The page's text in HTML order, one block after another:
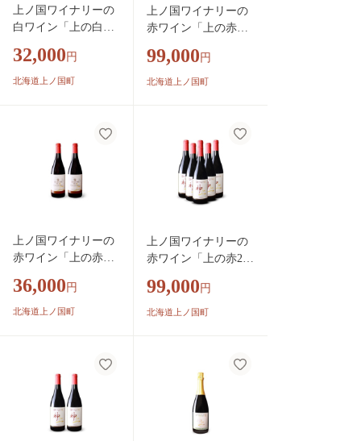
上ノ国ワイナリーの
白ワイン「上の白ナ
ml×2本 白ワイン
北海道ワイン スパ
ー プレゼント 高
級 ディナー お
酒 果実酒
32,000 円
北海道上ノ国町
上ノ国ワイナリーの
赤ワイン「上の赤マ
ml×6本
99,000 円
北海道上ノ国町
上ノ国ワイナリーの
赤ワイン「上の赤マ
ml×2本
36,000 円
北海道上ノ国町
上ノ国ワイナリーの
赤ワイン「上の赤202
海道ワイン 赤ワイ
ン 家飲み パーテ
99,000 円
北海道上ノ国町